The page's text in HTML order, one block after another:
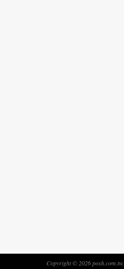
Copyright © 2026 posh.com.tw.